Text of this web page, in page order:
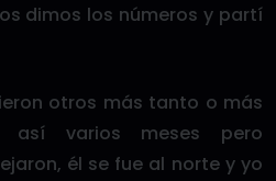
dimos los números y partí
otros más tanto o más
así varios meses pero
él se fue al norte y yo